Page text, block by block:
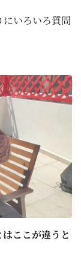
いろいろ質問
ここが違うと